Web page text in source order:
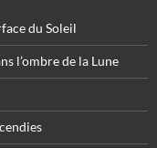
du Soleil
l’ombre de la Lune